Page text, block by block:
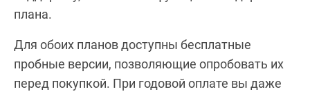
плана.
Для обоих планов доступны бесплатные
пробные версии, позволяющие опробовать их
перед покупкой. При годовой оплате вы даже